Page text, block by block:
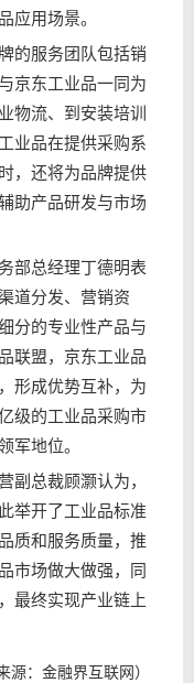
应用场景。
服务团队包括销
京东工业品一同为
物流、到安装培训
业品在提供采购系
，还将为品牌提供
助产品研发与市场
总经理丁德明表
道分发、营销资
分的专业性产品与
联盟，京东工业品
形成优势互补，为
级的工业品采购市
军地位。
总裁顾灏认为，
举开了工业品标准
质和服务质量，推
市场做大做强，同
最终实现产业链上
来源：金融界互联网）